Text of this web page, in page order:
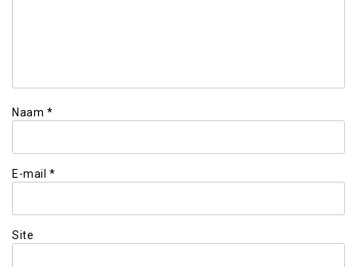
Naam *
E-mail *
Site